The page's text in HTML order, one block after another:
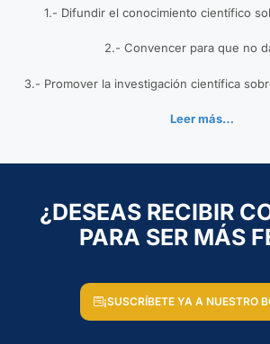
1.- Difundir el conocimiento científico
2.- Convencer para que no
3.- Promover la investigación científica
Leer más…
¿DESEAS RECIBIR
PARA SER MÁS
¡SUSCRÍBETE YA A NUESTRO